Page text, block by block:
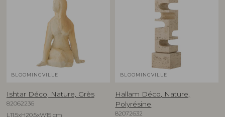
BLOOMINGVILLE
Ishtar Déco, Nature, Grès
82062236
L11,5xH20,5xW15 cm
BLOOMINGVILLE
Hallam Déco, Nature,
Polyrésine
82072632